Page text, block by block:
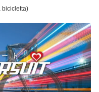
bicicletta)